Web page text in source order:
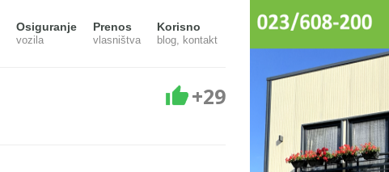
Osiguranje
vozila
Prenos
vlasništva
Korisno
blog, kontakt
+29